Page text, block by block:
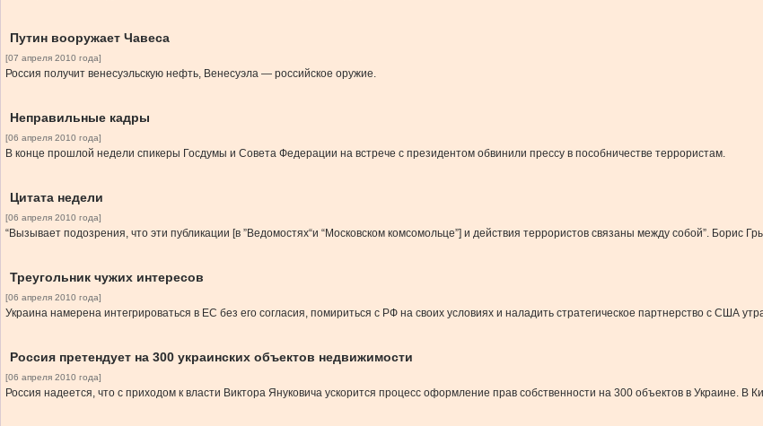
Путин вооружает Чавеса
[07 апреля 2010 года]
Россия получит венесуэльскую нефть, Венесуэла — российское оружие.
Неправильные кадры
[06 апреля 2010 года]
В конце прошлой недели спикеры Госдумы и Совета Федерации на встрече с президентом обвинили прессу в пособничестве террористам.
Цитата недели
[06 апреля 2010 года]
“Вызывает подозрения, что эти публикации [в ”Ведомостях“и “Московском комсомольце”] и действия террористов связаны между собой”. Борис
Треугольник чужих интересов
[06 апреля 2010 года]
Украина намерена интегрироваться в ЕС без его согласия, помириться с РФ на своих условиях и наладить стратегическое партнерство с США
Россия претендует на 300 украинских объектов недвижимости
[06 апреля 2010 года]
Россия надеется, что с приходом к власти Виктора Януковича ускорится процесс оформление прав собственности на 300 объектов в Украине. В